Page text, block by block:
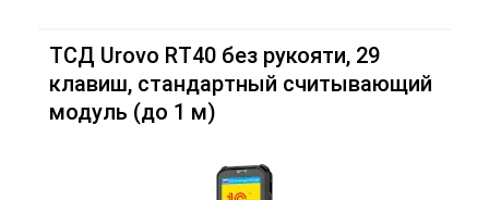
ТСД Urovo RT40 без рукояти, 29
клавиш, стандартный считывающий
модуль (до 1 м)